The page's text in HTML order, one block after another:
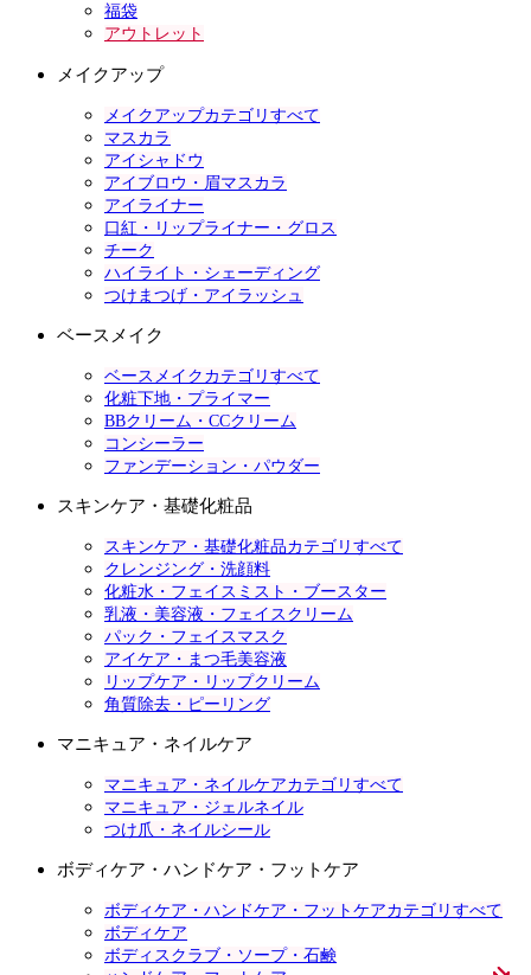
福袋
アウトレット
メイクアップ
メイクアップカテゴリすべて
マスカラ
アイシャドウ
アイブロウ・眉マスカラ
アイライナー
口紅・リップライナー・グロス
チーク
ハイライト・シェーディング
つけまつげ・アイラッシュ
ベースメイク
ベースメイクカテゴリすべて
化粧下地・プライマー
BBクリーム・CCクリーム
コンシーラー
ファンデーション・パウダー
スキンケア・基礎化粧品
スキンケア・基礎化粧品カテゴリすべて
クレンジング・洗顔料
化粧水・フェイスミスト・ブースター
乳液・美容液・フェイスクリーム
パック・フェイスマスク
アイケア・まつ毛美容液
リップケア・リップクリーム
角質除去・ピーリング
マニキュア・ネイルケア
マニキュア・ネイルケアカテゴリすべて
マニキュア・ジェルネイル
つけ爪・ネイルシール
ボディケア・ハンドケア・フットケア
ボディケア・ハンドケア・フットケアカテゴリすべて
ボディケア
ボディスクラブ・ソープ・石鹸